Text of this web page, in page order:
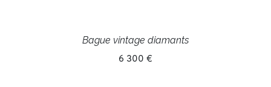
Bague vintage diamants
6 300 €